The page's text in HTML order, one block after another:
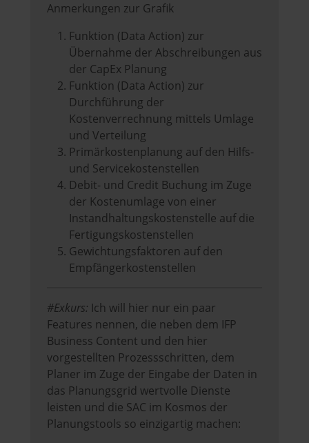
Anmerkungen zur Grafik
Funktion (Data Action) zur
Übernahme der Abschreibungen aus
der CapEx Planung
Funktion (Data Action) zur
Durchführung der
Kostenverrechnung mittels Umlage
und Verteilung
Primärkostenplanung auf den Hilfs-
und Servicekostenstellen
Debit- und Credit Buchung im Zuge
der Kostenumlage von einer
Instandhaltungskostenstelle auf die
Fertigungskostenstellen
Gewichtungsfaktoren auf den
Empfängerkostenstellen
#Exkurs: Ich will hier nur ein paar
Features nennen, die neben dem IFP
Business Content und den hier
vorgestellten Prozessschritten, dem
Planer im Zuge der Eingabe der Daten in
das Planungsgrid wertvolle Dienste
leisten und die SAC im Kosmos der
Planungstools so einzigartig machen: